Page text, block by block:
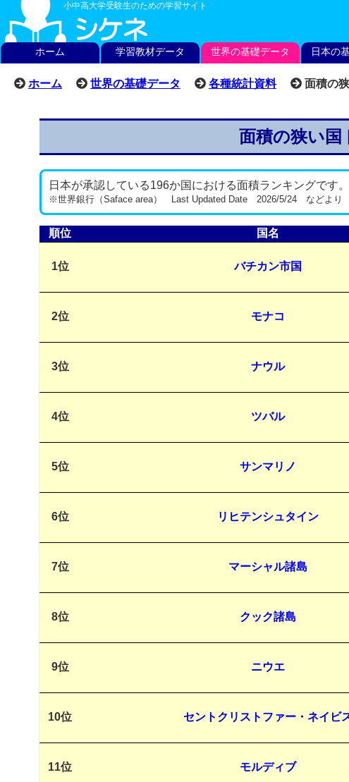
小中高大学受験生のための学習サイト
ホーム 学習教材データ 世界の基礎データ 日本の
ホーム 世界の基礎データ 各種統計資料 面積の
面積の狭い国
日本が承認している196か国における面積ランキングです。
※世界銀行（Saface area） Last Updated Date 2026/5/24 などより
順位 国名
1位 バチカン市国
2位 モナコ
3位 ナウル
4位 ツバル
5位 サンマリノ
6位 リヒテンシュタイン
7位 マーシャル諸島
8位 クック諸島
9位 ニウエ
10位 セントクリストファー・ネイビ
11位 モルディブ